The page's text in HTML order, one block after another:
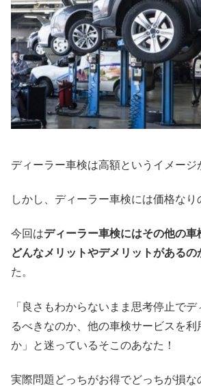
ディーラー車検は高額というイメージ
しかし、ディーラー車検には価格なり
今回はディーラー車検にはその他の車
どんなメリットやデメリットがあるの
た。
「良さもわからないまま思考停止で
るべきなのか、他の車検サービスを
か」と迷っているそこのあなた！
実際問題どっちがお得でどっちが損な